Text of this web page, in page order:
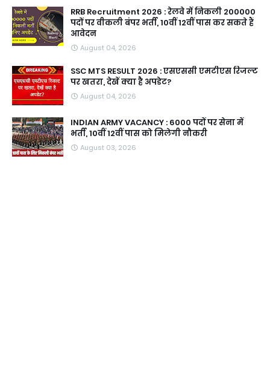
RRB Recruitment 2026 : रेलवे में निकली 200000
पदों पर वीकली बंपर भर्ती, 10वीं 12वीं पास कर सकते हैं
आवेदन
August 04, 2026
SSC MTS RESULT 2026 : एसएससी एमटीएस रिजल्ट
पर खतरा, देखें क्या है अपडेट?
August 04, 2026
INDIAN ARMY VACANCY : 6000 पदों पर सेना में
भर्ती, 10वीं 12वीं पास को मिलेगी नौकरी
August 03, 2026